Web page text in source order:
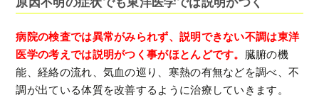
病院の検査では異常がみられず、説明できない不調は東洋
医学の考えでは説明がつく事がほとんどです。 臓腑の機
能、経絡の流れ、気血の巡り、寒熱の有無などを調べ、不
調が出ている体質を改善するように治療していきます。